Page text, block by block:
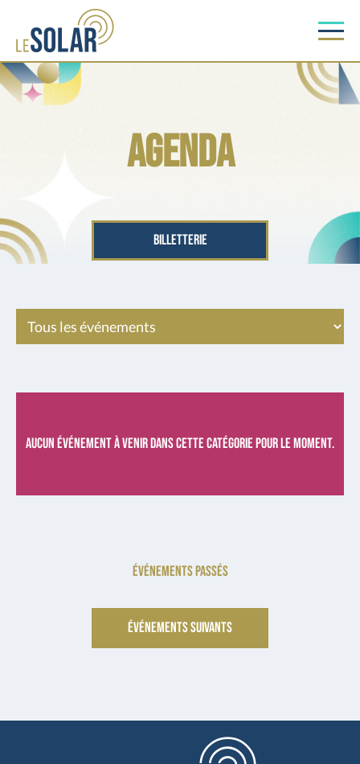
Agenda
BILLETTERIE
Aucun événement à venir dans cette catégorie pour le moment.
ÉVÉNEMENTS PASSÉS
ÉVÉNEMENTS SUIVANTS